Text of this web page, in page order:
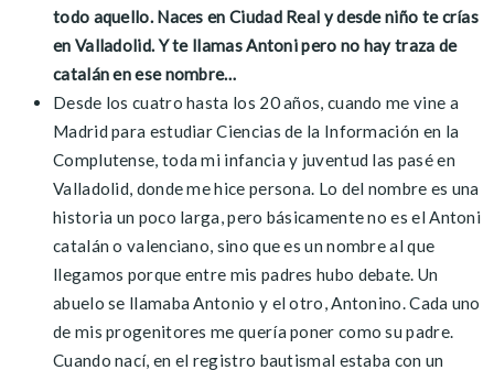
todo aquello. Naces en Ciudad Real y desde niño te crías
en Valladolid. Y te llamas Antoni pero no hay traza de
catalán en ese nombre…
Desde los cuatro hasta los 20 años, cuando me vine a
Madrid para estudiar Ciencias de la Información en la
Complutense, toda mi infancia y juventud las pasé en
Valladolid, donde me hice persona. Lo del nombre es una
historia un poco larga, pero básicamente no es el Antoni
catalán o valenciano, sino que es un nombre al que
llegamos porque entre mis padres hubo debate. Un
abuelo se llamaba Antonio y el otro, Antonino. Cada uno
de mis progenitores me quería poner como su padre.
Cuando nací, en el registro bautismal estaba con un